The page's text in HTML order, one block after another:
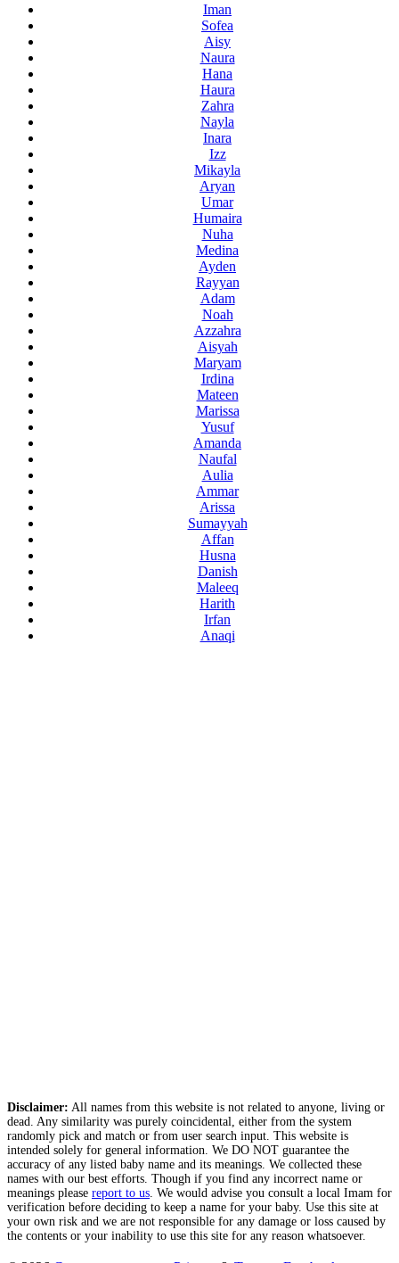
Iman
Sofea
Aisy
Naura
Hana
Haura
Zahra
Nayla
Inara
Izz
Mikayla
Aryan
Umar
Humaira
Nuha
Medina
Ayden
Rayyan
Adam
Noah
Azzahra
Aisyah
Maryam
Irdina
Mateen
Marissa
Yusuf
Amanda
Naufal
Aulia
Ammar
Arissa
Sumayyah
Affan
Husna
Danish
Maleeq
Harith
Irfan
Anaqi
Disclaimer: All names from this website is not related to anyone, living or
dead. Any similarity was purely coincidental, either from the system
randomly pick and match or from user search input. This website is
intended solely for general information. We DO NOT guarantee the
accuracy of any listed baby name and its meanings. We collected these
names with our best efforts. Though if you find any incorrect name or
meanings please report to us . We would advise you consult a local Imam for
verification before deciding to keep a name for your baby. Use this site at
your own risk and we are not responsible for any damage or loss caused by
the contents or your inability to use this site for any reason whatsoever.